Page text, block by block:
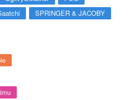
SPRINGER & JACOBY